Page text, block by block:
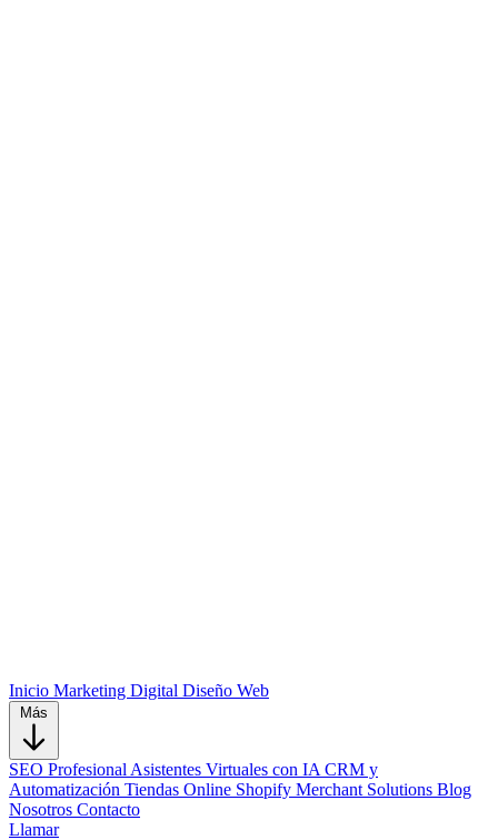
Inicio Marketing Digital Diseño Web
SEO Profesional Asistentes Virtuales con IA CRM y
Automatización Tiendas Online Shopify Merchant Solutions Blog
Nosotros Contacto
Llamar